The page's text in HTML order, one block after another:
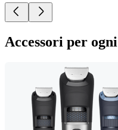
Accessori per